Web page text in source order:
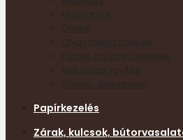
Műgyanták
Olajok
Olvasztókészülékek
Pácok, lazúrok, festékek
Retusálás, javítás
Papírkezelés
Zárak, kulcsok,